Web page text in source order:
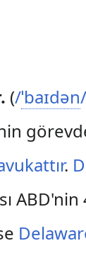
(/ˈbaɪdən/
.
ABD'nin